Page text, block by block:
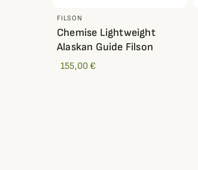
FILSON
Chemise Lightweight
Alaskan Guide Filson
155,00 €